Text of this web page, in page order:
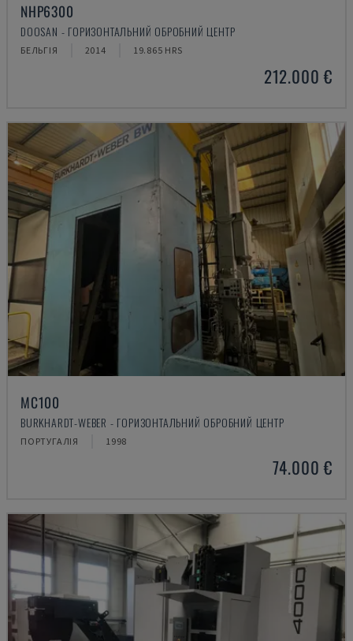
NHP6300
DOOSAN - ГОРИЗОНТАЛЬНИЙ ОБРОБНИЙ ЦЕНТР
БЕЛЬГІЯ 2014 19.865 HRS
212.000 €
MC100
BURKHARDT-WEBER - ГОРИЗОНТАЛЬНИЙ ОБРОБНИЙ ЦЕНТР
ПОРТУГАЛІЯ 1998
74.000 €